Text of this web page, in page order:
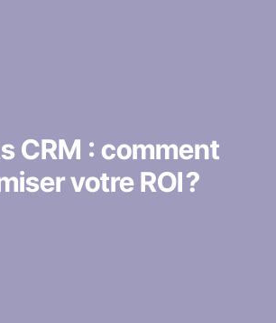
CRM : comment
votre ROI ?